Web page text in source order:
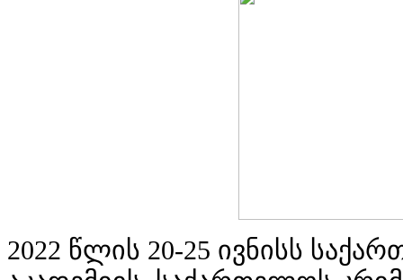
2022 წლის 20-25 ივნისს